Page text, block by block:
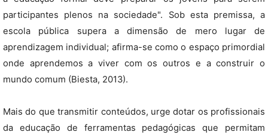
participantes plenos na sociedade". Sob esta premissa, a
escola pública supera a dimensão de mero lugar de
aprendizagem individual; afirma-se como o espaço primordial
onde aprendemos a viver com os outros e a construir o
mundo comum (Biesta, 2013).
Mais do que transmitir conteúdos, urge dotar os profissionais
da educação de ferramentas pedagógicas que permitam